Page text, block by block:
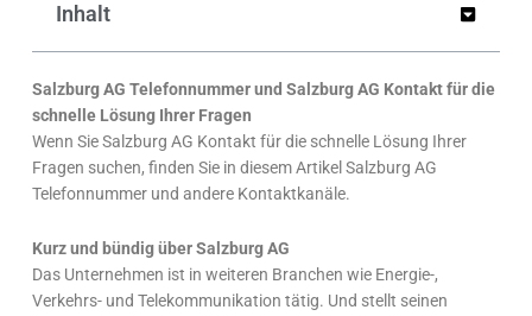
Inhalt
Salzburg AG Telefonnummerund Salzburg AG Kontakt für die
schnelle Lösung Ihrer Fragen
Wenn Sie Salzburg AG Kontakt für die schnelle Lösung Ihrer
Fragen suchen, finden Sie in diesem Artikel Salzburg AG
Telefonnummer und andere Kontaktkanäle.
Kurz und bündig über Salzburg AG
Das Unternehmen ist in weiteren Branchen wie Energie-,
Verkehrs- und Telekommunikation tätig. Und stellt seinen